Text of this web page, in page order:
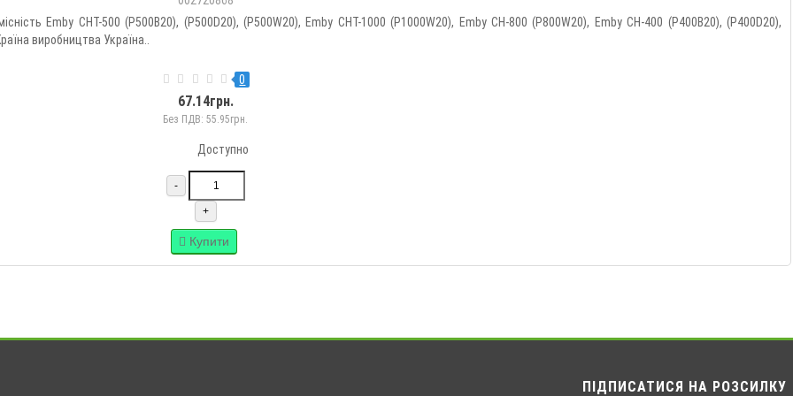
Emby СНТ-500 (P500B20), (P500D20), (P500W20), Emby СНТ-1000 (P1000W20), Emby СН-800 (P800W20), Emby СН-400 (P400B20), (P400D20),
виробництва Україна..
0
67.14грн.
Без ПДВ: 55.95грн.
Доступно
-
+
Купити
ПІДПИСАТИСЯ НА РОЗСИЛКУ